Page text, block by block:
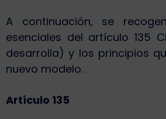
A continuación, se
esenciales del artículo 135
desarrolla) y los principios
nuevo modelo.
Artículo 135